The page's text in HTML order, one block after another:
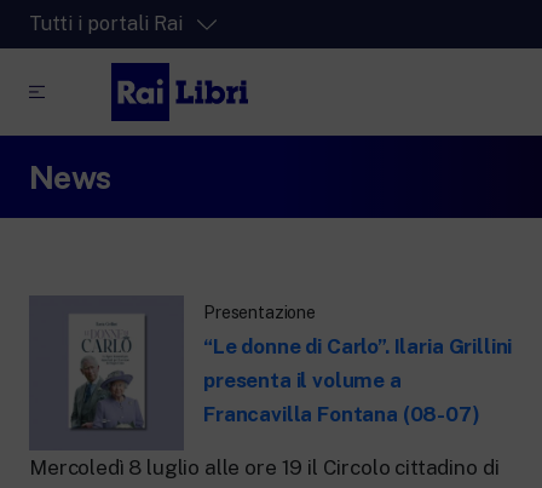
Tutti i portali Rai
RaiPlay
Rai.
Lo spazio sicuro ricco di cartoni animati
per i più piccoli.
RaiPlay YoYo
News
Presentazione
“Le donne di Carlo”. Ilaria Grillini
presenta il volume a
Francavilla Fontana (08-07)
Mercoledì 8 luglio alle ore 19 il Circolo cittadino di